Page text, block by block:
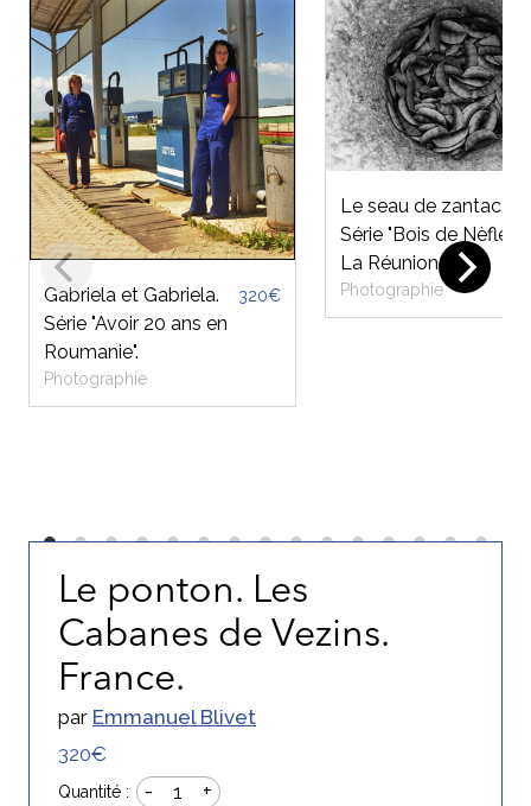
Gabriela et Gabriela.
Série "Avoir 20 ans en
Roumanie".
Photographie
320€
Le seau de zantac.
Série "Bois de Nèfle".
La Réunion.
Photographie
Le ponton. Les
Cabanes de Vezins.
France.
par Emmanuel Blivet
320€
Quantité : - 1 +